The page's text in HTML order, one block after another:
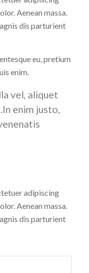
Aenean massa.
dis parturient
eu, pretium
enim.
vel, aliquet
enim justo,
adipiscing
Aenean massa.
dis parturient